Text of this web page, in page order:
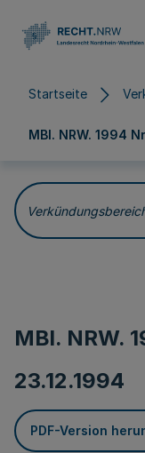
Startseite
MBl. NRW. 1994
Verkündungsbereich
MBl. NRW.
23.12.1994
PDF-Version